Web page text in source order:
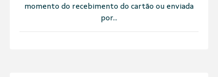
momento do recebimento do cartão ou enviada
por...